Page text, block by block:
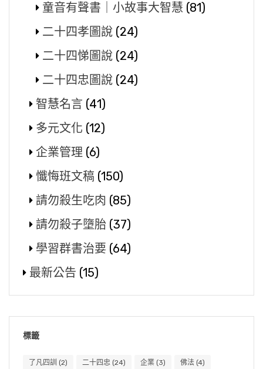
童音有聲書｜小故事大智慧 (81)
二十四孝圖說 (24)
二十四悌圖說 (24)
二十四忠圖說 (24)
智慧名言 (41)
多元文化 (12)
企業管理 (6)
懺悔班文稿 (150)
請勿殺生吃肉 (85)
請勿殺子墮胎 (37)
學習群書治要 (64)
最新公告 (15)
標籤
了凡四訓 (2) 二十四忠 (24) 企業 (3) 佛法 (4)